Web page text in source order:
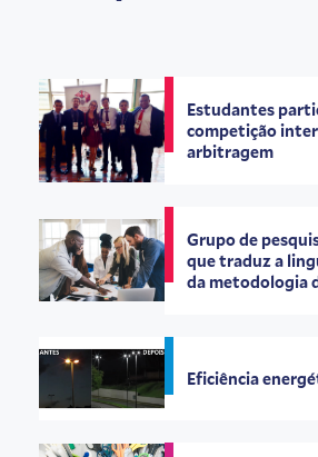
Estudantes
competição
arbitragem
Grupo de
que traduz a
da metodologia
Eficiência